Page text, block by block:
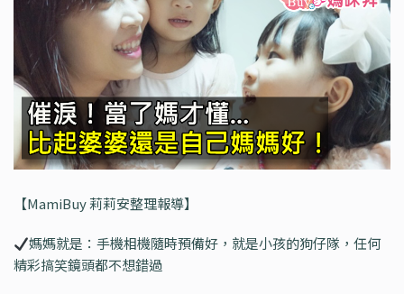
【MamiBuy 莉莉安整理報導】
媽媽就是：手機相機隨時預備好，就是小孩的狗仔隊，任何
精彩搞笑鏡頭都不想錯過